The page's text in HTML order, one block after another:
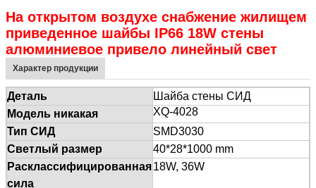
На открытом воздухе снабжение жилищем
приведенное шайбы IP66 18W стены
алюминиевое привело линейный свет
Характер продукции
Деталь
Шайба стены СИД
Модель никакая
XQ-4028
Тип СИД
SMD3030
Светлый размер
40*28*1000 mm
Расклассифицированная
сила
18W, 36W